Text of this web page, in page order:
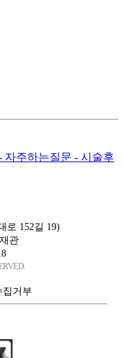
자주하는질문 - 시술후
로 152길 19)
관
집거부